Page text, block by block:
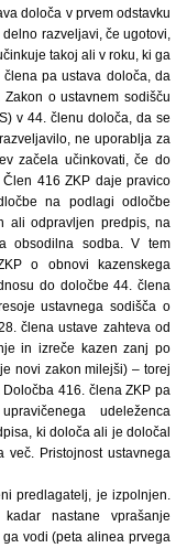
določa v prvem odstavku
razveljavi, če ugotovi,
takoj ali v roku, ki ga
pa ustava določa, da
o ustavnem sodišču
v 44. členu določa, da se
ne uporablja za
začela učinkovati, če do
416 ZKP daje pravico
na podlagi odločbe
ali odpravljen predpis, na
obsodilna sodba. V tem
o obnovi kazenskega
do določbe 44. člena
ustavnega sodišča o
člena ustave zahteva od
in izreče kazen zanj po
novi zakon milejši) – torej
416. člena ZKP pa
udeleženca
ki določa ali je določal
Pristojnost ustavnega
predlagatelj, je izpolnjen.
nastane vprašanje
vodi (peta alinea prvega